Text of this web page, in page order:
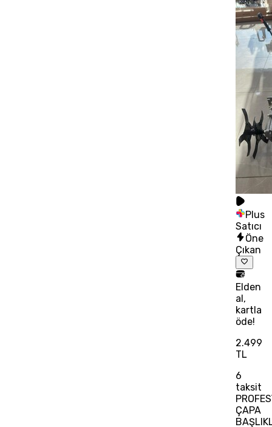
Plus
Satıcı
Öne
Çıkan
Elden
al,
kartla
öde!
2.499
TL
6
taksit
ÇAPA